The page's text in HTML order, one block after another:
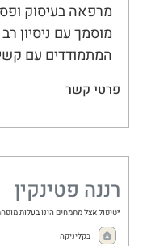
מרפאה בעיסוק
מוסמך עם ניסיון
המתמודדים עם
פרטי קשר
רננה פטינקין
*טיפול אצל מתמחים הינו בעלות
בקליניקה